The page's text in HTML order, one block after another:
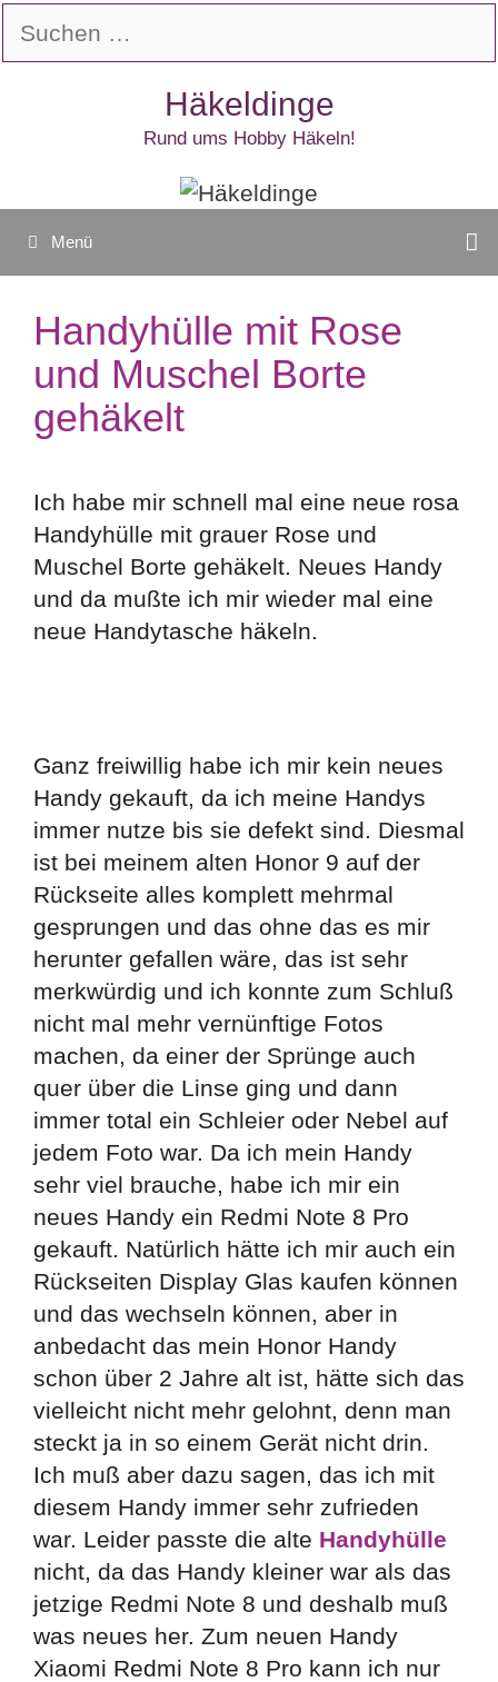
Inhalt
Suchen
Häkeldinge
Rund ums Hobby Häkeln!
Menü
Handyhülle mit Rose
und Muschel Borte
gehäkelt
Ich habe mir schnell mal eine neue rosa
Handyhülle mit grauer Rose und
Muschel Borte gehäkelt. Neues Handy
und da mußte ich mir wieder mal eine
neue Handytasche häkeln.
Ganz freiwillig habe ich mir kein neues
Handy gekauft, da ich meine Handys
immer nutze bis sie defekt sind. Diesmal
ist bei meinem alten Honor 9 auf der
Rückseite alles komplett mehrmal
gesprungen und das ohne das es mir
herunter gefallen wäre, das ist sehr
merkwürdig und ich konnte zum Schluß
nicht mal mehr vernünftige Fotos
machen, da einer der Sprünge auch
quer über die Linse ging und dann
immer total ein Schleier oder Nebel auf
jedem Foto war. Da ich mein Handy
sehr viel brauche, habe ich mir ein
neues Handy ein Redmi Note 8 Pro
gekauft. Natürlich hätte ich mir auch ein
Rückseiten Display Glas kaufen können
und das wechseln können, aber in
anbedacht das mein Honor Handy
schon über 2 Jahre alt ist, hätte sich das
vielleicht nicht mehr gelohnt, denn man
steckt ja in so einem Gerät nicht drin.
Ich muß aber dazu sagen, das ich mit
diesem Handy immer sehr zufrieden
war. Leider passte die alte Handyhülle
nicht, da das Handy kleiner war als das
jetzige Redmi Note 8 und deshalb muß
was neues her. Zum neuen Handy
Xiaomi Redmi Note 8 Pro kann ich nur